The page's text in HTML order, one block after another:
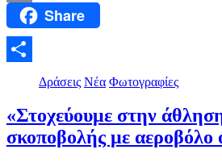
Email Share
Μοιραστείτε
Δράσεις Νέα Φωτογραφίες
«Στοχεύουμε στην
σκοποβολής με αεροβόλο